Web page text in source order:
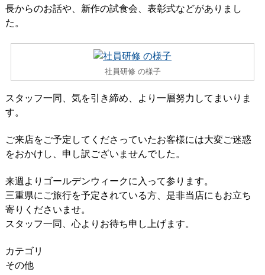
長からのお話や、新作の試食会、表彰式などがありまし
た。
社員研修 の様子
スタッフ一同、気を引き締め、より一層努力してまいりま
す。
ご来店をご予定してくださっていたお客様には大変ご迷惑
をおかけし、申し訳ございませんでした。
来週よりゴールデンウィークに入って参ります。
三重県にご旅行を予定されている方、是非当店にもお立ち
寄りくださいませ。
スタッフ一同、心よりお待ち申し上げます。
カテゴリ
その他